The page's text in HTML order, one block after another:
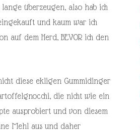
überzeugen, also hab ich
und kaum war ich
auf dem Herd, BEVOR ich den
diese ekligen Gummidinger
die nicht wie ein
ausprobiert und von diesem
Mehl aus und daher